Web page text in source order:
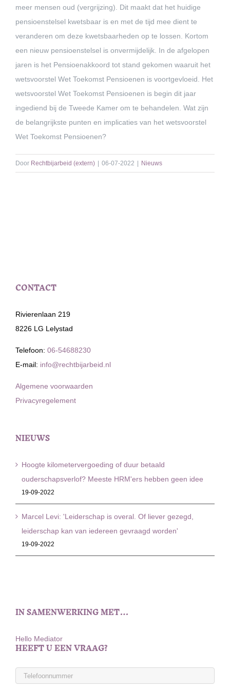
meer mensen oud (vergrijzing). Dit maakt dat het huidige
pensioenstelsel kwetsbaar is en met de tijd mee dient te
veranderen om deze kwetsbaarheden op te lossen. Kortom
een nieuw pensioenstelsel is onvermijdelijk. In de afgelopen
jaren is het Pensioenakkoord tot stand gekomen waaruit het
wetsvoorstel Wet Toekomst Pensioenen is voortgevloeid. Het
wetsvoorstel Wet Toekomst Pensioenen is begin dit jaar
ingediend bij de Tweede Kamer om te behandelen. Wat zijn
de belangrijkste punten en implicaties van het wetsvoorstel
Wet Toekomst Pensioenen?
Door Rechtbijarbeid (extern) 06-07-2022 Nieuws
CONTACT
Rivierenlaan 219
8226 LG Lelystad
Telefoon: 06-54688230
E-mail: info@rechtbijarbeid.nl
Algemene voorwaarden
Privacyregelement
NIEUWS
Hoogte kilometervergoeding of duur betaald
ouderschapsverlof? Meeste HRM'ers hebben geen idee
19-09-2022
Marcel Levi: 'Leiderschap is overal. Of liever gezegd,
leiderschap kan van iedereen gevraagd worden'
19-09-2022
IN SAMENWERKING MET…
Hello Mediator
HEEFT U EEN VRAAG?